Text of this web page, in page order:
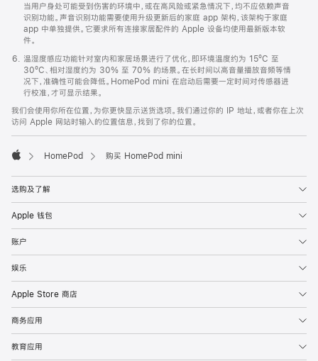
当用户身处可能受到伤害的环境中，或在高风险或紧急情况下，均不应依赖声音
识别功能。声音识别功能需要使用升级更新后的家庭 app 架构，该架构于家庭
app 中单独提供。它要求所有连接家居配件的 Apple 设备均使用最新版本软
件。
温湿度感应功能针对室内和家居场景进行了优化，即环境温度约为 15ºC 至
30ºC、相对湿度约为 30% 至 70% 的场景。在长时间以高音量播放音频等情
况下，准确性可能会降低。HomePod mini 在启动后需要一定时间对传感器进
行校准，才可显示结果。
我们会使用你所在位置，为你更快显示送货选项。我们通过你的 IP 地址，或者你在上次
访问 Apple 网站时输入的位置信息，找到了你的位置。
HomePod 购买 HomePod mini
选购及了解
Apple 钱包
账户
娱乐
Apple Store 商店
商务应用
教育应用